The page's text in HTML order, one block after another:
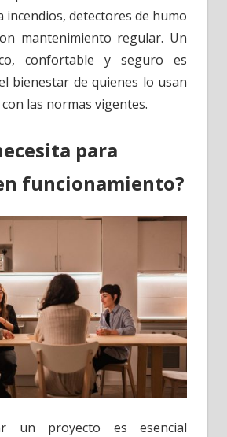
incendios, detectores de humo
mantenimiento regular. Un
confortable y seguro es
bienestar de quienes lo usan
las normas vigentes.
para
funcionamiento?
un proyecto es esencial